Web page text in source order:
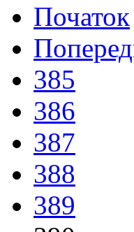
Початок
385
386
387
388
389